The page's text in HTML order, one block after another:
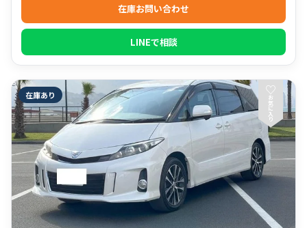
在庫お問い合わせ
LINEで相談
在庫あり ♡
お
気
に
入
り